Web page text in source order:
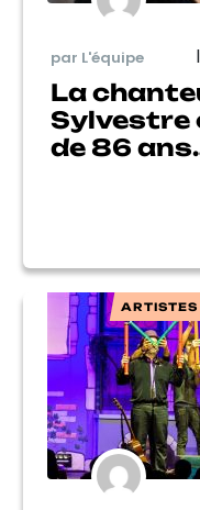
par L'équipe
La
Sylvestre
de 86
ARTISTES